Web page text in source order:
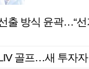
출 방식 윤곽…“
골프…새 투자자